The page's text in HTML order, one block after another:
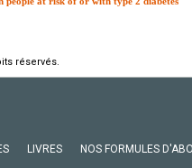
réservés.
LIVRES NOS FORMULES